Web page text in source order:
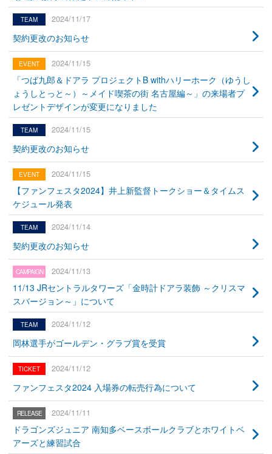
2024/11/17
契約更改のお知らせ
2024/11/15
「つば九郎＆ドアラ プロジェクトB withハリーホーク（ゆうし
ょうしとっと～）～メイド喫茶の街 名古屋編～」の来場者プ
レゼントデザインが変更になりました
2024/11/15
契約更改のお知らせ
2024/11/15
【ファンフェスタ2024】井上新監督トークショー＆タイムス
ケジュール発表
2024/11/14
契約更改のお知らせ
2024/11/13
11/13 JRセントラルタワーズ「金時計ドアラ装飾 ～クリスマ
スバージョン～」について
2024/11/12
岡林選手がゴールデン・グラブ賞を受賞
2024/11/12
ファンフェスタ2024 入場券の転売行為について
2024/11/11
ドラゴンズジュニア 南知多ベースボールクラブとホワイトベ
アーズと練習試合